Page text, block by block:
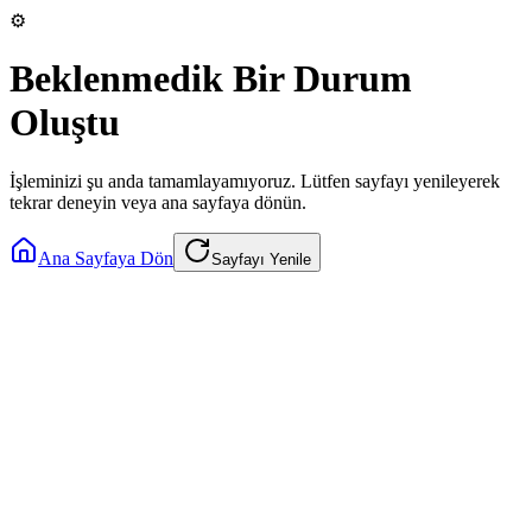
⚙️
Beklenmedik Bir Durum
Oluştu
İşleminizi şu anda tamamlayamıyoruz. Lütfen sayfayı yenileyerek
tekrar deneyin veya ana sayfaya dönün.
Ana Sayfaya Dön Sayfayı Yenile